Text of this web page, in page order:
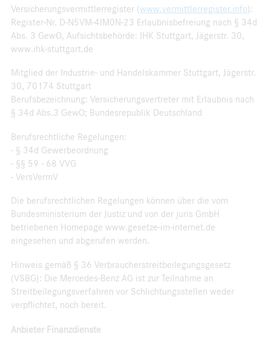
Versicherungsvermittlerregister (www.vermittlerregister.info):
Register-Nr. D-N5VM-4IM0N-23 Erlaubnisbefreiung nach § 34d
Abs. 3 GewO, Aufsichtsbehörde: IHK Stuttgart, Jägerstr. 30,
www.ihk-stuttgart.de
Mitglied der Industrie- und Handelskammer Stuttgart, Jägerstr.
30, 70174 Stuttgart
Berufsbezeichnung: Versicherungsvertreter mit Erlaubnis nach
§ 34d Abs.3 GewO; Bundesrepublik Deutschland
Berufsrechtliche Regelungen:
- § 34d Gewerbeordnung
- §§ 59 - 68 VVG
- VersVermV
Die berufsrechtlichen Regelungen können über die vom
Bundesministerium der Justiz und von der juris GmbH
betriebenen Homepage www.gesetze-im-internet.de
eingesehen und abgerufen werden.
Hinweis gemäß § 36 Verbraucherstreitbeilegungsgesetz
(VSBG): Die Mercedes-Benz AG ist zur Teilnahme an
Streitbeilegungsverfahren vor Schlichtungsstellen weder
verpflichtet, noch bereit.
Anbieter Finanzdienste